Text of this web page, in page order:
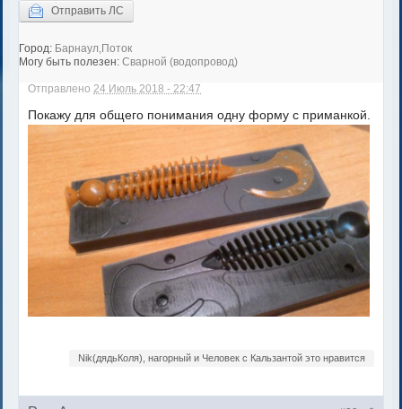
Отправить ЛС
Город: Барнаул,Поток
Могу быть полезен: Сварной (водопровод)
Отправлено 24 Июль 2018 - 22:47
Покажу для общего понимания одну форму с приманкой.
Nik(дядьКоля), нагорный и Человек с Кальзантой это нравится